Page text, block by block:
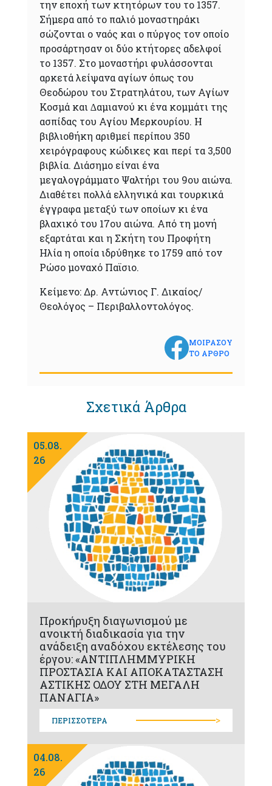
την εποχή των κτητόρων του το 1357.
Σήμερα από το παλιό μοναστηράκι
σώζονται ο ναός και ο πύργος τον οποίο
προσάρτησαν οι δύο κτήτορες αδελφοί
το 1357. Στο μοναστήρι φυλάσσονται
αρκετά λείψανα αγίων όπως του
Θεοδώρου του Στρατηλάτου, των Αγίων
Κοσµά και ∆αµιανού κι ένα κομμάτι της
ασπίδας του Αγίου Μερκουρίου. Η
βιβλιοθήκη αριθμεί περίπου 350
χειρόγραφους κώδικες και περί τα 3,500
βιβλία. Διάσημο είναι ένα
μεγαλογράμματο Ψαλτήρι του 9ου αιώνα.
Διαθέτει πολλά ελληνικά και τουρκικά
έγγραφα μεταξύ των οποίων κι ένα
βλαχικό του 17ου αιώνα. Από τη μονή
εξαρτάται και η Σκήτη του Προφήτη
Ηλία η οποία ιδρύθηκε το 1759 από τον
Ρώσο μοναχό Παϊσιο.
Κείμενο: Δρ. Αντώνιος Γ. Δικαίος/
Θεολόγος – Περιβαλλοντολόγος.
ΜΟΙΡΑΣΟΥ
ΤΟ ΑΡΘΡΟ
Σχετικά Άρθρα
05.08.
26
Προκήρυξη διαγωνισμού με
ανοικτή διαδικασία για την
ανάδειξη αναδόχου εκτέλεσης του
έργου: «ΑΝΤΙΠΛΗΜΜΥΡΙΚΗ
ΠΡΟΣΤΑΣΙΑ ΚΑΙ ΑΠΟΚΑΤΑΣΤΑΣΗ
ΑΣΤΙΚΗΣ ΟΔΟΥ ΣΤΗ ΜΕΓΑΛΗ
ΠΑΝΑΓΙΑ»
ΠΕΡΙΣΣΟΤΕΡΑ >
04.08.
26